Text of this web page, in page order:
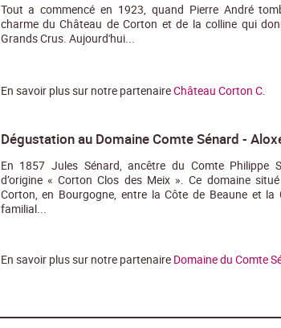
Tout a commencé en 1923, quand Pierre André
charme du Château de Corton et de la colline qui
Grands Crus. Aujourd'hui...
En savoir plus sur notre partenaireChâteau Corton C.
Dégustation au Domaine Comte Sénard -
En 1857 Jules Sénard, ancêtre du Comte Philippe
d’origine « Corton Clos des Meix ». Ce domaine
Corton, en Bourgogne, entre la Côte de Beaune et
familial...
En savoir plus sur notre partenaire Domaine du Comte